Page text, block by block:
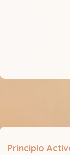
Principio